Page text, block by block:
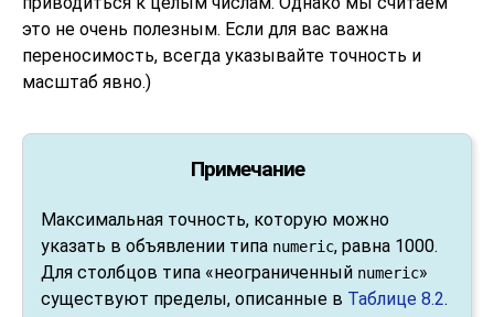
это не очень полезным. Если для вас важна
переносимость, всегда указывайте точность и
масштаб явно.)
Примечание
Максимальная точность, которую можно
указать в объявлении типа numeric, равна 1000.
Для столбцов типа «неограниченный numeric»
существуют пределы, описанные в Таблице 8.2.